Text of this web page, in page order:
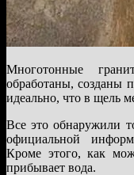
Многотонные
обработаны, созданы
идеально, что в щель
Все это обнаружили
официальной
Кроме этого, как
прибывает вода.